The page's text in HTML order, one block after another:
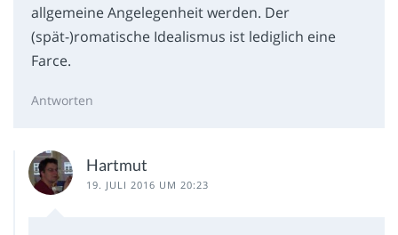
allgemeine Angelegenheit werden. Der
(spät-)romatische Idealismus ist lediglich eine
Farce.
Antworten
Hartmut
19. JULI 2016 UM 20:23